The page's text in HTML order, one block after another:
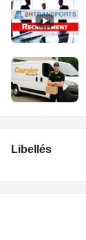
Libellés